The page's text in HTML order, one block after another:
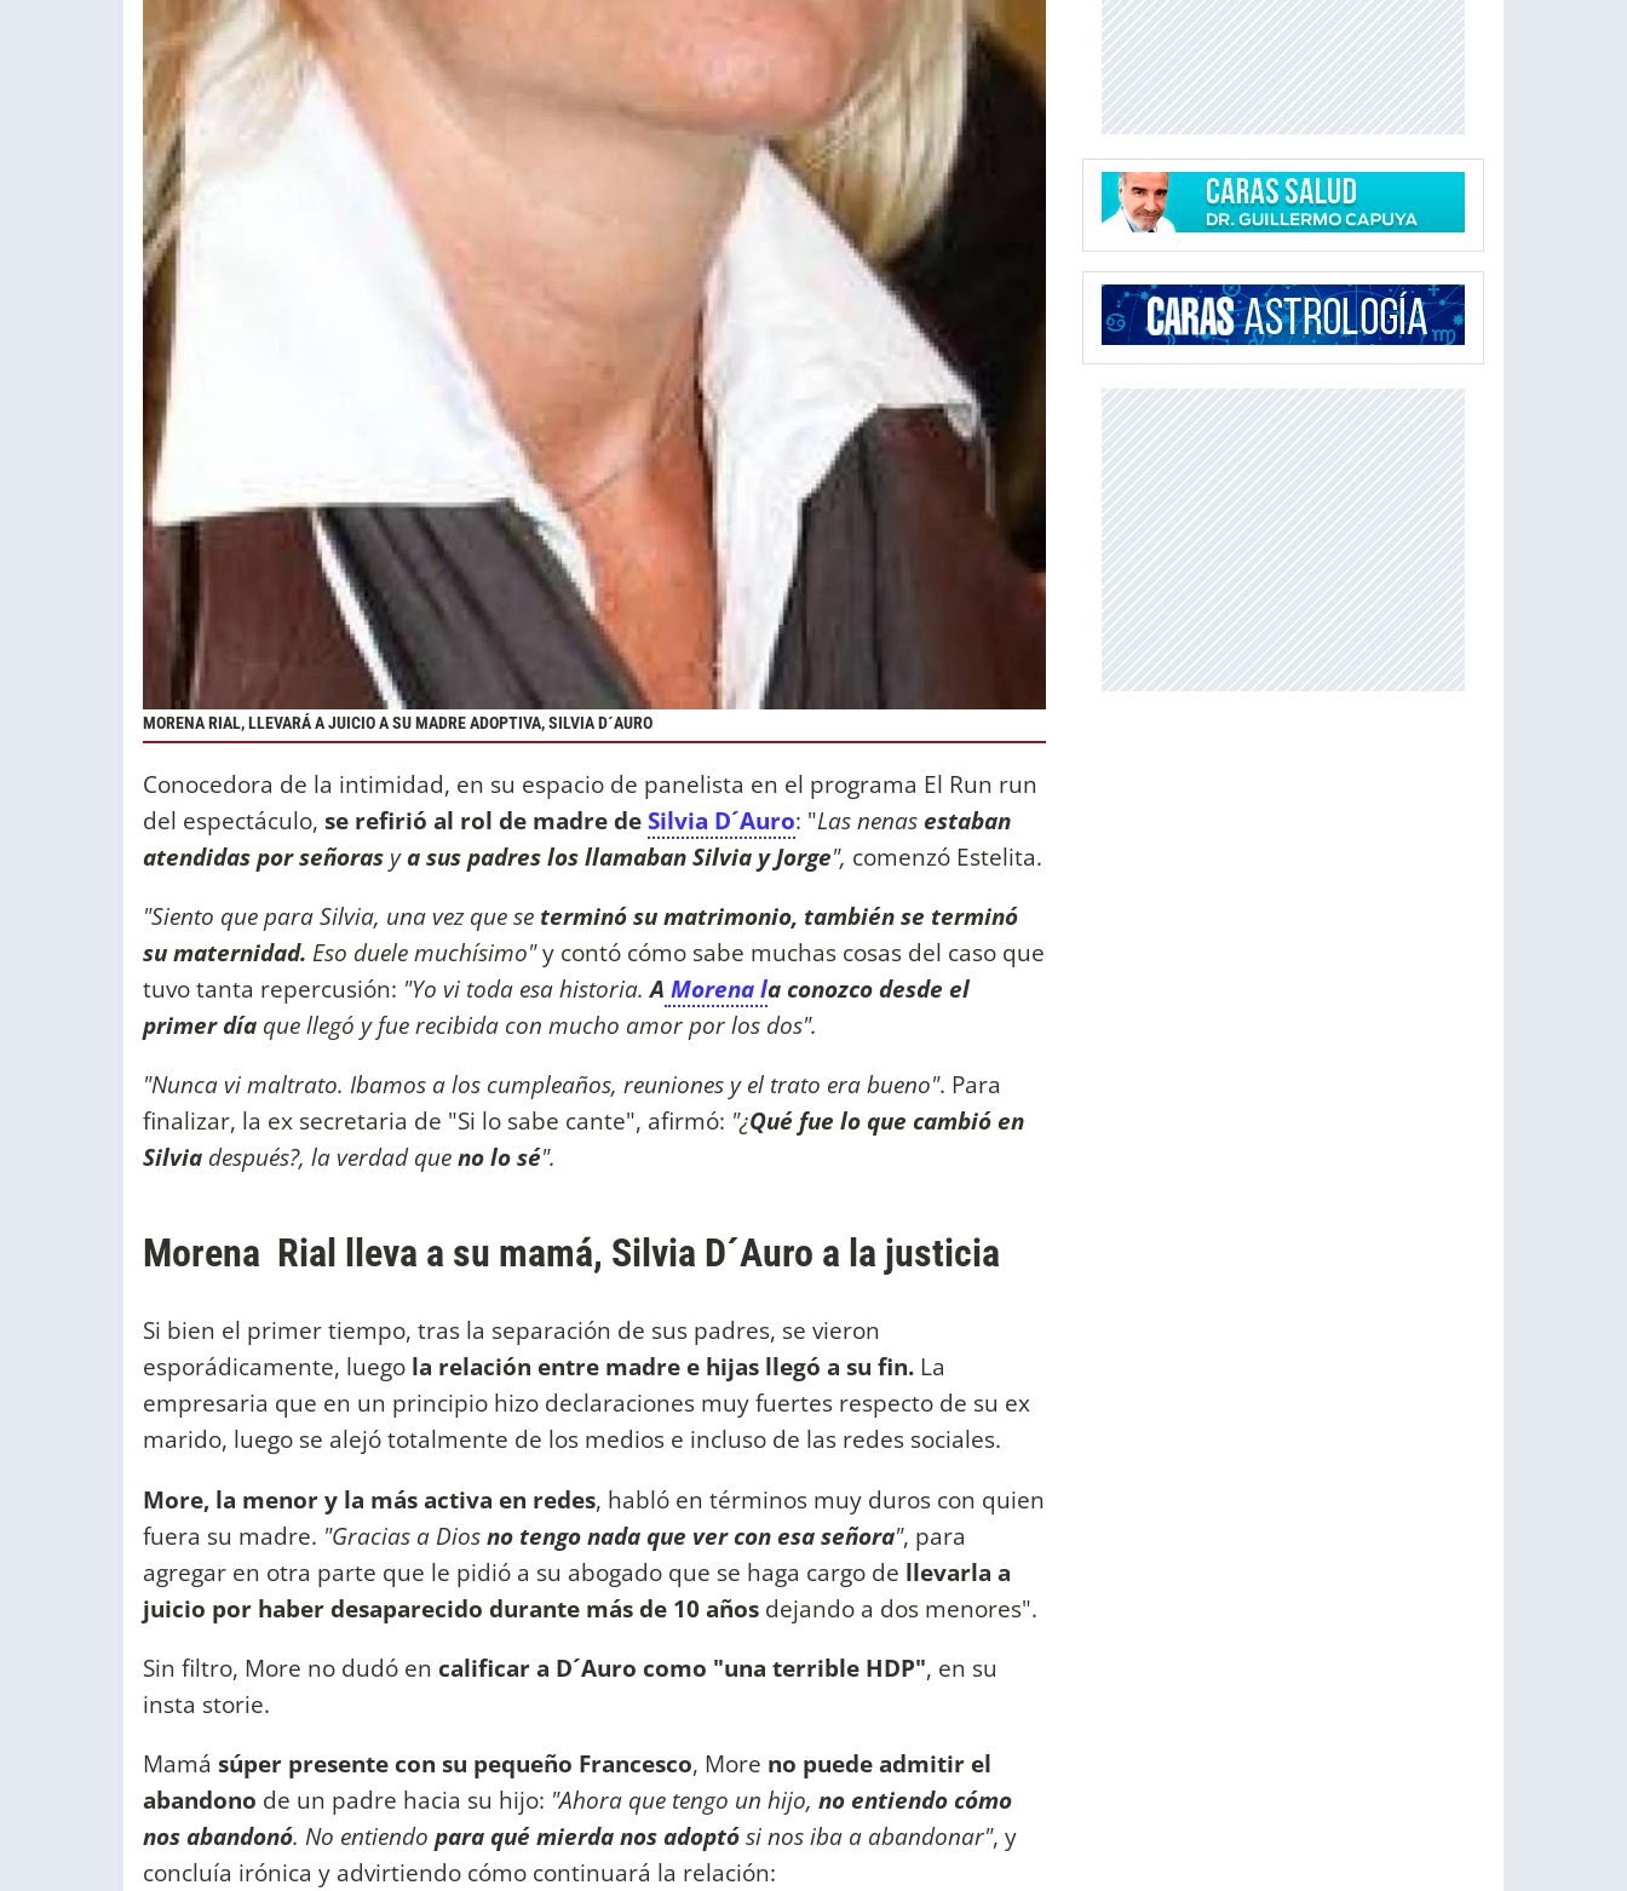
MORENA RIAL, LLEVARÁ A JUICIO A SU MADRE ADOPTIVA, SILVIA D´AURO
Conocedora de la intimidad, en su espacio de panelista en el programa El Run run
del espectáculo, se refirió al rol de madre deSilvia D´Auro: "Las nenasestaban
atendidas por señoras ya sus padres los llamaban Silvia y Jorge", comenzó Estelita.
"Siento que para Silvia, una vez que se terminó su matrimonio, también se terminó
su maternidad. Eso duele muchísimo"y contó cómo sabe muchas cosas del caso que
tuvo tanta repercusión: "Yo vi toda esa historia.A Morena la conozco desde el
primer día que llegó y fue recibida con mucho amor por los dos".
"Nunca vi maltrato. Ibamos a los cumpleaños, reuniones y el trato era bueno". Para
finalizar, la ex secretaria de "Si lo sabe cante", afirmó: "¿Qué fue lo que cambió en
Silvia después?, la verdad queno lo sé".
Morena Rial lleva a su mamá, Silvia D´Auro a la justicia
Si bien el primer tiempo, tras la separación de sus padres, se vieron
esporádicamente, luego la relación entre madre e hijas llegó a su fin. La
empresaria que en un principio hizo declaraciones muy fuertes respecto de su ex
marido, luego se alejó totalmente de los medios e incluso de las redes sociales.
More, la menor y la más activa en redes, habló en términos muy duros con quien
fuera su madre. "Gracias a Diosno tengo nada que ver con esa señora", para
agregar en otra parte que le pidió a su abogado que se haga cargo de llevarla a
juicio por haber desaparecido durante más de 10 años dejando a dos menores".
Sin filtro, More no dudó en calificar a D´Auro como "una terrible HDP", en su
insta storie.
Mamá súper presente con su pequeño Francesco, More no puede admitir el
abandono de un padre hacia su hijo: "Ahora que tengo un hijo, no entiendo cómo
nos abandonó. No entiendo para qué mierda nos adoptósi nos iba a abandonar", y
concluía irónica y advirtiendo cómo continuará la relación: